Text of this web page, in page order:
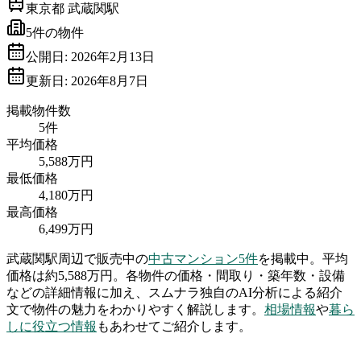
東京都 武蔵関駅
5件の物件
公開日: 2026年2月13日
更新日: 2026年8月7日
掲載物件数
5件
平均価格
5,588万円
最低価格
4,180万円
最高価格
6,499万円
武蔵関駅周辺で販売中の中古マンション5件を掲載中。 平均
価格は約5,588万円。 各物件の価格・間取り・築年数・設備
などの詳細情報に加え、スムナラ独自のAI分析による紹介
文で物件の魅力をわかりやすく解説します。 相場情報や暮ら
しに役立つ情報 もあわせてご紹介します。